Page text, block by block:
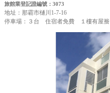
旅館業登記證編號：3073
地址：那霸市樋川1-7-16
停車場：３台 住宿者免費 １樓有屋簷